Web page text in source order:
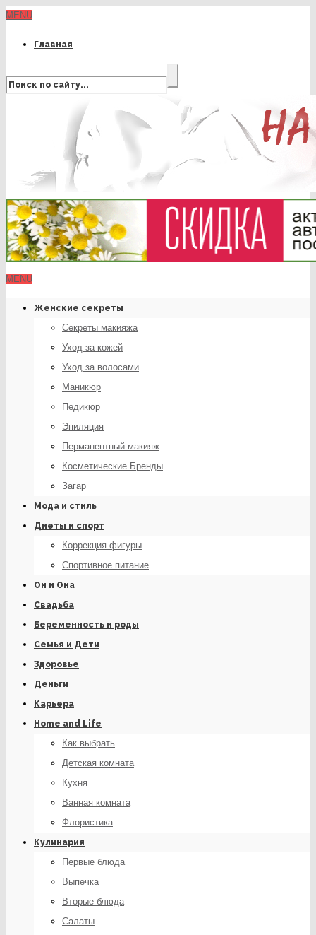
MENU
Главная
MENU
Женские секреты
Секреты макияжа
Уход за кожей
Уход за волосами
Маникюр
Педикюр
Эпиляция
Перманентный макияж
Косметические Бренды
Загар
Мода и стиль
Диеты и спорт
Коррекция фигуры
Спортивное питание
Он и Она
Свадьба
Беременность и роды
Семья и Дети
Здоровье
Деньги
Карьера
Home and Life
Как выбрать
Детская комната
Кухня
Ванная комната
Флористика
Кулинария
Первые блюда
Выпечка
Вторые блюда
Салаты